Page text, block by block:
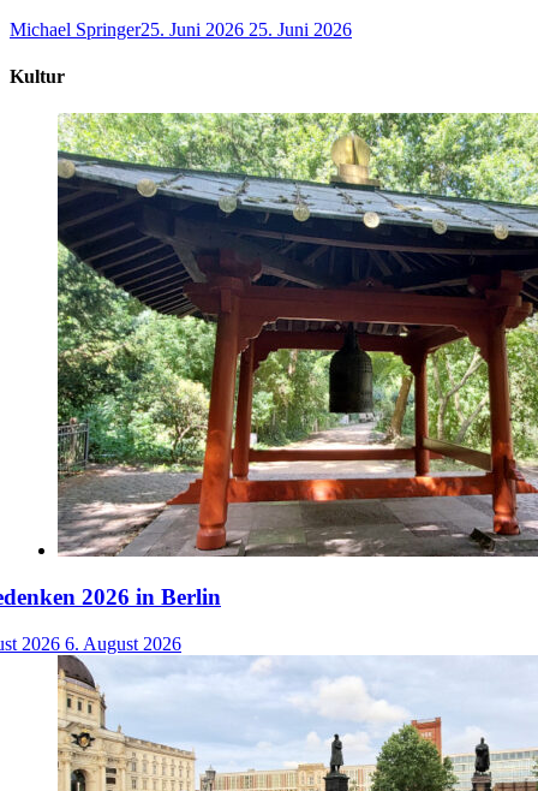
Michael Springer25. Juni 2026 25. Juni 2026
Kultur
2026 in Berlin
2026 6. August 2026